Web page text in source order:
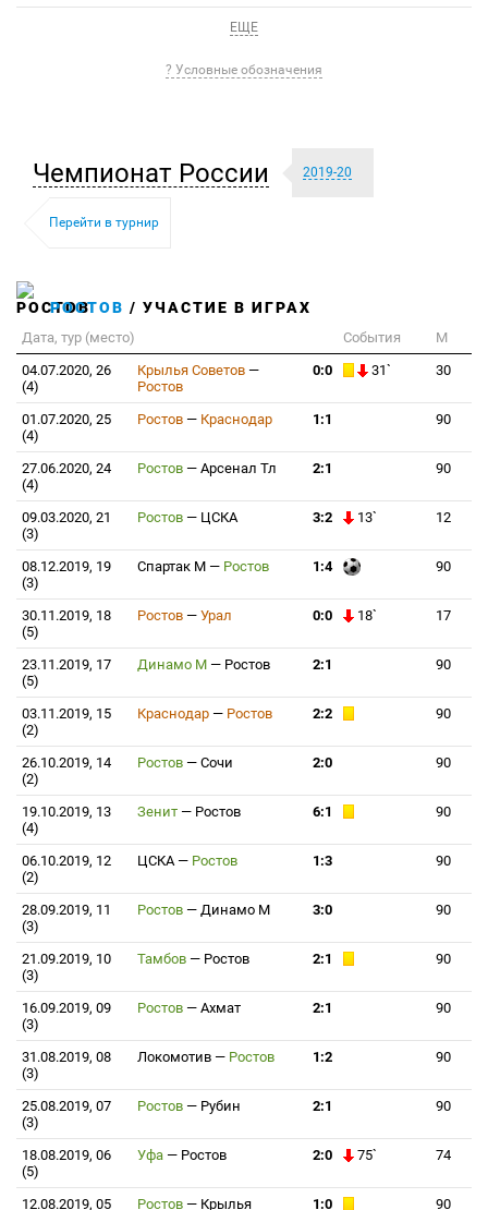
ЕЩЕ
? Условные обозначения
Чемпионат России 2019-20
Перейти в турнир
РОСТОВ / УЧАСТИЕ В ИГРАХ
Дата, тур (место) События
М
04.07.2020, 26
(4)
Крылья Советов —
Ростов
0:0 31` 30
01.07.2020, 25
(4)
Ростов — Краснодар 1:1 90
27.06.2020, 24
(4)
Ростов — Арсенал Тл 2:1 90
09.03.2020, 21
(3)
Ростов — ЦСКА 3:2 13` 12
08.12.2019, 19
(3)
Спартак М — Ростов 1:4 90
30.11.2019, 18
(5)
Ростов — Урал 0:0 18` 17
23.11.2019, 17
(5)
Динамо М — Ростов 2:1 90
03.11.2019, 15
(2)
Краснодар — Ростов 2:2 90
26.10.2019, 14
(2)
Ростов — Сочи 2:0 90
19.10.2019, 13
(4)
Зенит — Ростов 6:1 90
06.10.2019, 12
(2)
ЦСКА — Ростов 1:3 90
28.09.2019, 11
(3)
Ростов — Динамо М 3:0 90
21.09.2019, 10
(3)
Тамбов — Ростов 2:1 90
16.09.2019, 09
(3)
Ростов — Ахмат 2:1 90
31.08.2019, 08
(3)
Локомотив — Ростов 1:2 90
25.08.2019, 07
(3)
Ростов — Рубин 2:1 90
18.08.2019, 06
(5)
Уфа — Ростов 2:0 75` 74
12.08.2019, 05
Ростов — Крылья
1:0 90